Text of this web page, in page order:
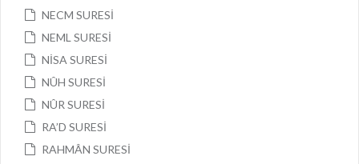
NECM SURESİ
NEML SURESİ
NİSA SURESİ
NÛH SURESİ
NÛR SURESİ
RA’D SURESİ
RAHMÂN SURESİ